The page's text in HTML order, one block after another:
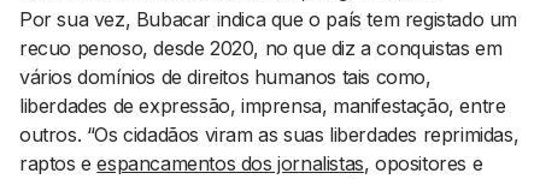
Por sua vez, Bubacar indica que o país tem registado um
recuo penoso, desde 2020, no que diz a conquistas em
vários domínios de direitos humanos tais como,
liberdades de expressão, imprensa, manifestação, entre
outros. “Os cidadãos viram as suas liberdades reprimidas,
raptos eespancamentos dos jornalistas, opositores e